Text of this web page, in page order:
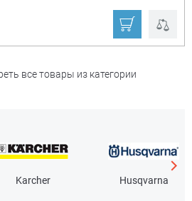
все товары из категории
Karcher Husqvarna